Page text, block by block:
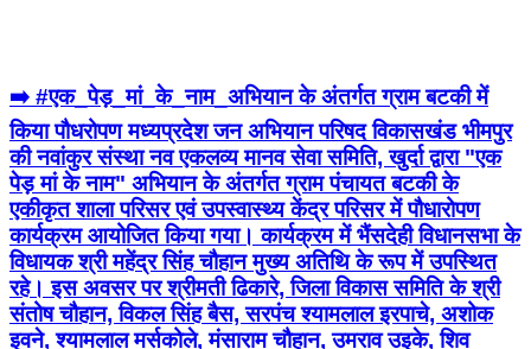
➡️ #एक_पेड़_मां_के_नाम_अभियान के अंतर्गत ग्राम बटकी में
किया पौधरोपण मध्यप्रदेश जन अभियान परिषद विकासखंड भीमपुर
की नवांकुर संस्था नव एकलव्य मानव सेवा समिति, खुर्दा द्वारा "एक
पेड़ मां के नाम" अभियान के अंतर्गत ग्राम पंचायत बटकी के
एकीकृत शाला परिसर एवं उपस्वास्थ्य केंद्र परिसर में पौधारोपण
कार्यक्रम आयोजित किया गया। कार्यक्रम में भैंसदेही विधानसभा के
विधायक श्री महेंद्र सिंह चौहान मुख्य अतिथि के रूप में उपस्थित
रहे। इस अवसर पर श्रीमती ढिकारे, जिला विकास समिति के श्री
संतोष चौहान, विकल सिंह बैस, सरपंच श्यामलाल इरपाचे, अशोक
इवने, श्यामलाल मर्सकोले, मंसाराम चौहान, उमराव उइके, शिव